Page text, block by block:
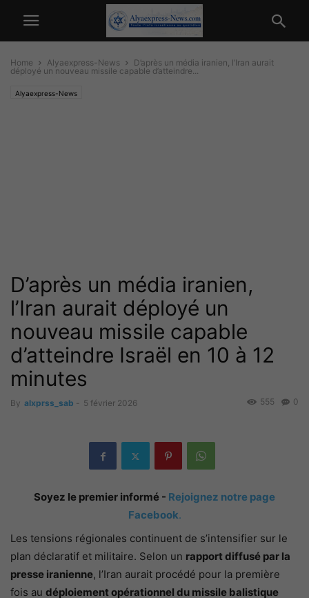
Home Alyaexpress-News
D’après un média iranien, l’Iran aurait
déployé un nouveau missile capable d’atteindre...
Alyaexpress-News
D’après un média iranien,
l’Iran aurait déployé un
nouveau missile capable
d’atteindre Israël en 10 à 12
minutes
By alxprss_sab - 5 février 2026 0
555
Soyez le premier informé - Rejoignez notre page
Facebook.
Les tensions régionales continuent de s’intensifier sur le
plan déclaratif et militaire. Selon un rapport diffusé par la
presse iranienne, l’Iran aurait procédé pour la première
fois au déploiement opérationnel du missile balistique